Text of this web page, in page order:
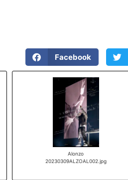
Facebook
Alonzo
20230309ALZOAL002.jpg